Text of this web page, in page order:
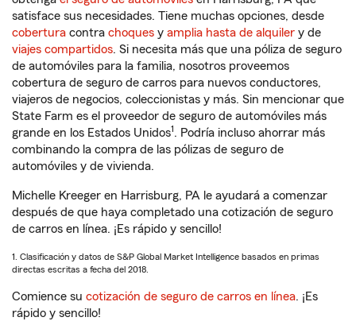
satisface sus necesidades. Tiene muchas opciones, desde
cobertura contra choques y amplia hasta de alquiler y de
viajes compartidos. Si necesita más que una póliza de seguro
de automóviles para la familia, nosotros proveemos
cobertura de seguro de carros para nuevos conductores,
viajeros de negocios, coleccionistas y más. Sin mencionar que
State Farm es el proveedor de seguro de automóviles más
grande en los Estados Unidos1. Podría incluso ahorrar más
combinando la compra de las pólizas de seguro de
automóviles y de vivienda.
Michelle Kreeger en Harrisburg, PA le ayudará a comenzar
después de que haya completado una cotización de seguro
de carros en línea. ¡Es rápido y sencillo!
1. Clasificación y datos de S&P Global Market Intelligence basados en primas
directas escritas a fecha del 2018.
Comience su cotización de seguro de carros en línea. ¡Es
rápido y sencillo!